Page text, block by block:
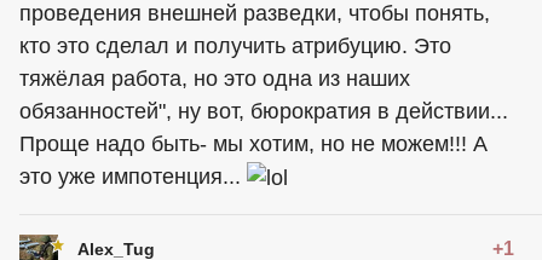
проведения внешней разведки, чтобы понять,
кто это сделал и получить атрибуцию. Это
тяжёлая работа, но это одна из наших
обязанностей", ну вот, бюрократия в действии...
Проще надо быть- мы хотим, но не можем!!! А
это уже импотенция...
Alex_Tug +1